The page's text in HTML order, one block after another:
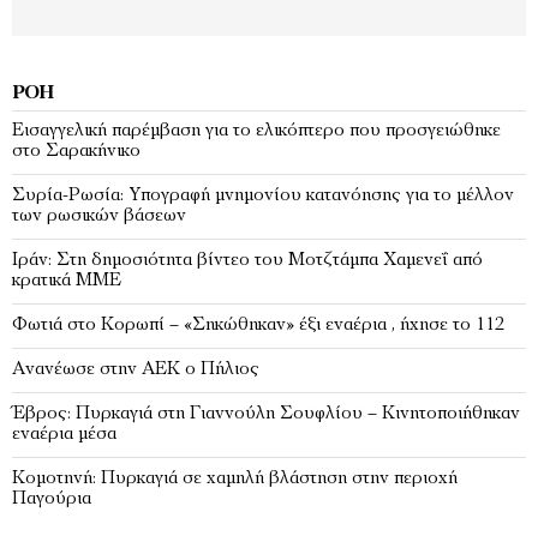
ΡΟΉ
Εισαγγελική παρέμβαση για το ελικόπτερο που προσγειώθηκε
στο Σαρακήνικο
Συρία-Ρωσία: Υπογραφή μνημονίου κατανόησης για το μέλλον
των ρωσικών βάσεων
Ιράν: Στη δημοσιότητα βίντεο του Μοτζτάμπα Χαμενεΐ από
κρατικά ΜΜΕ
Φωτιά στο Κορωπί – «Σηκώθηκαν» έξι εναέρια , ήχησε το 112
Ανανέωσε στην ΑΕΚ ο Πήλιος
Έβρος: Πυρκαγιά στη Γιαννούλη Σουφλίου – Κινητοποιήθηκαν
εναέρια μέσα
Κομοτηνή: Πυρκαγιά σε χαμηλή βλάστηση στην περιοχή
Παγούρια